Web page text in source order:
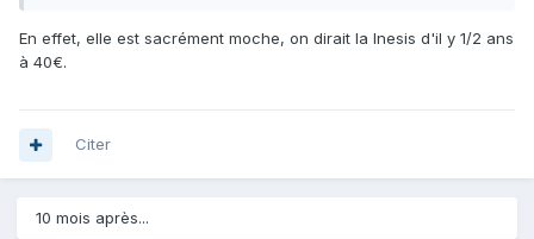
En effet, elle est sacrément moche, on dirait la Inesis d'il y 1/2 ans
à 40€.
Citer
10 mois après...